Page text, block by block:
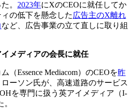
。 2023年にXのCEOに就任してか
の低下を懸念した 広告主のX離れ
など、広告事業の立て直しに取り組
メディアの会長に就任
（Essence Mediacom）のCEOを昨
ーソン氏が、高速道路のサービス
を専門に扱う英アイメディア（I-